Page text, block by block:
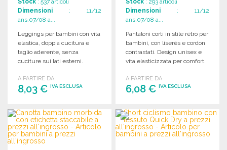
Stock : 537 articoli
Dimensioni : 11/12
ans,07/08 a...
Leggings per bambini con vita
elastica, doppia cucitura e
taglio aderente, senza
cuciture sui lati esterni.
A PARTIRE DA
8,03 € IVA ESCLUSA
ORDINARE
Richiedi un preventivo
Stock : 293 articoli
Dimensioni : 11/12
ans,07/08 a...
Pantaloni corti in stile rétro per
bambini, con liserés e cordon
contrastati. Design unisex e
vita elasticizzata per comfort.
A PARTIRE DA
6,08 €IVA ESCLUSA
ORDINARE
Richiedi un preventivo